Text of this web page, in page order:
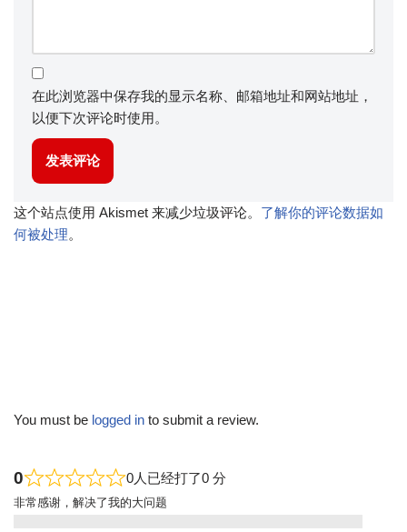
在此浏览器中保存我的显示名称、邮箱地址和网站地址，
以便下次评论时使用。
这个站点使用 Akismet 来减少垃圾评论。 了解你的评论数据如
何被处理。
You must be logged in to submit a review.
0 0人已经打了0 分
非常感谢，解决了我的大问题